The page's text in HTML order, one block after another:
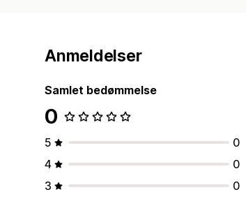
Anmeldelser
Samlet bedømmelse
0
5
0
4
0
3
0